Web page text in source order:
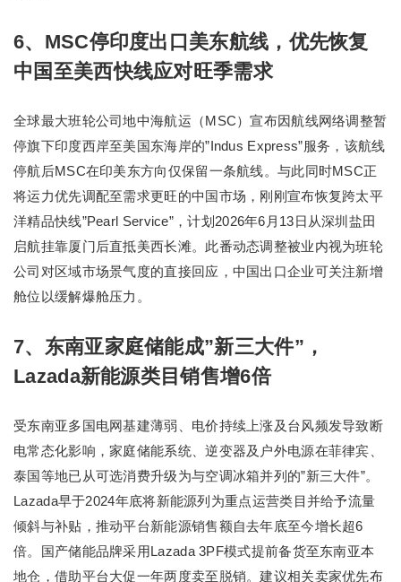
6、MSC停印度出口美东航线，优先恢复
中国至美西快线应对旺季需求
全球最大班轮公司地中海航运（MSC）宣布因航线网络调整暂
停旗下印度西岸至美国东海岸的”Indus Express”服务，该航线
停航后MSC在印美东方向仅保留一条航线。与此同时MSC正
将运力优先调配至需求更旺的中国市场，刚刚宣布恢复跨太平
洋精品快线”Pearl Service”，计划2026年6月13日从深圳盐田
启航挂靠厦门后直抵美西长滩。此番动态调整被业内视为班轮
公司对区域市场景气度的直接回应，中国出口企业可关注新增
舱位以缓解爆舱压力。
7、东南亚家庭储能成”新三大件”，
Lazada新能源类目销售增6倍
受东南亚多国电网基建薄弱、电价持续上涨及台风频发导致断
电常态化影响，家庭储能系统、逆变器及户外电源在菲律宾、
泰国等地已从可选消费升级为与空调冰箱并列的”新三大件”。
Lazada早于2024年底将新能源列为重点运营类目并给予流量
倾斜与补贴，推动平台新能源销售额自去年底至今增长超6
倍。国产储能品牌采用Lazada 3PF模式提前备货至东南亚本
地仓，借助平台大促一年两度卖至脱销。建议相关卖家优先布